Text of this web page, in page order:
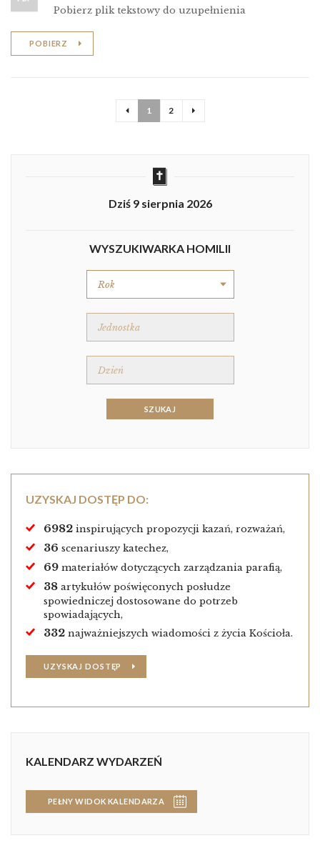
Pobierz plik tekstowy do uzupełnienia
POBIERZ
1 2
Dziś 9 sierpnia 2026
WYSZUKIWARKA HOMILII
UZYSKAJ DOSTĘP DO:
6982 inspirujących propozycji kazań, rozważań,
36 scenariuszy katechez,
69 materiałów dotyczących zarządzania parafią,
38 artykułów poświęconych posłudze
spowiedniczej dostosowane do potrzeb
spowiadających,
332 najważniejszych wiadomości z życia Kościoła.
UZYSKAJ DOSTĘP
KALENDARZ WYDARZEŃ
PEŁNY WIDOK KALENDARZA